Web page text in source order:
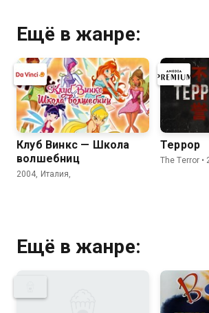
Ещё в жанре:
Клуб Винкс — Школа
волшебниц
2004, Италия,
Террор
The Terror
Ещё в жанре: